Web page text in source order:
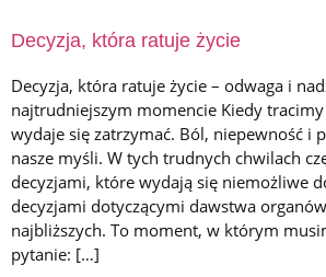
Decyzja, która ratuje życie
Decyzja, która ratuje życie – odwaga i
najtrudniejszym momencie Kiedy
wydaje się zatrzymać. Ból, niepewność i
nasze myśli. W tych trudnych chwilach
decyzjami, które wydają się niemożliwe
decyzjami dotyczącymi dawstwa
najbliższych. To moment, w którym
pytanie: […]